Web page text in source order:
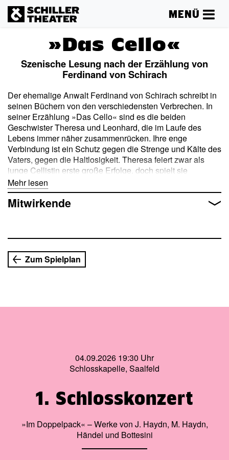
MENÜ
»Das Cello«
Szenische Lesung nach der Erzählung von
Ferdinand von Schirach
Der ehemalige Anwalt Ferdinand von Schirach schreibt in
seinen Büchern von den verschiedensten Verbrechen. In
seiner Erzählung »Das Cello« sind es die beiden
Geschwister Theresa und Leonhard, die im Laufe des
Lebens immer näher zusammenrücken. Ihre enge
Verbindung ist ein Schutz gegen die Strenge und Kälte des
Vaters, gegen die Haltlosigkeit. Theresa feiert zwar als
junge Cellistin erste große Erfolge, doch spielt sie
vorwiegend nur für ihren Bruder. Im Prélude der ersten
Suite der Cellosuiten von Bach sieht sie »das ganze
Leben in drei Minuten gespiegelt«. Sie wird ihm das Stück
könnte man für perfekt ausgeklügelte Drehbücher halten.
Doch erzählen sie ungeschminkt vom wirklichen Leben,
Mehr lesen
Mitwirkende
Zum Spielplan
04.09.2026 19:30 Uhr
Schlosskapelle, Saalfeld
1. Schlosskonzert
»Im Doppelpack« – Werke von J. Haydn, M. Haydn,
Händel und Bottesini